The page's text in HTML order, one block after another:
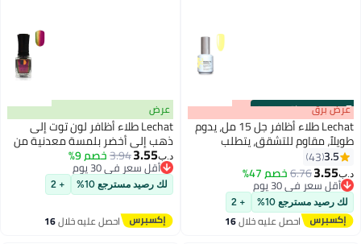
00m:00s
·باقي 100% عرض برق
Lechat طلاء أظافر جل 15 مل، يدوم
طويلاً، مقاوم للتشقق، يتطلب
التجفيف تحت مصباح الأشعة فوق
البنفسجية Banana Split Nbgp122
3.5
43
د.ب‏3.55
6.76خصم 47%
أقل سعر في 30 يوم
أقل سعر في 30 يوم
لك رصيد مسترجع 10% + 2
احصل عليه خلال16
اغسطس
عرض
Lechat طلاء أظافر لون توت إلى
ذهب إلى أخضر بلمسة معدنية من
ليشات ميتالوكس ميسمرايز
MLDW03
د.ب‏3.55
3.94خصم 9%
أقل سعر في 30 يوم
أقل سعر في 30 يوم
لك رصيد مسترجع 10% + 2
احصل عليه خلال16
اغسطس